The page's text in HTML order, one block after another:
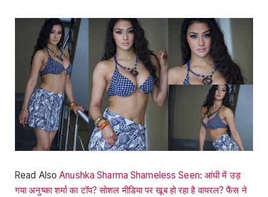
Read AlsoAnushka Sharma Shameless Seen: आंधी में उड़
गया अनुष्का शर्मा का टॉप? सोशल मीडिया पर खूब हो रहा है वायरल? फैंस ने